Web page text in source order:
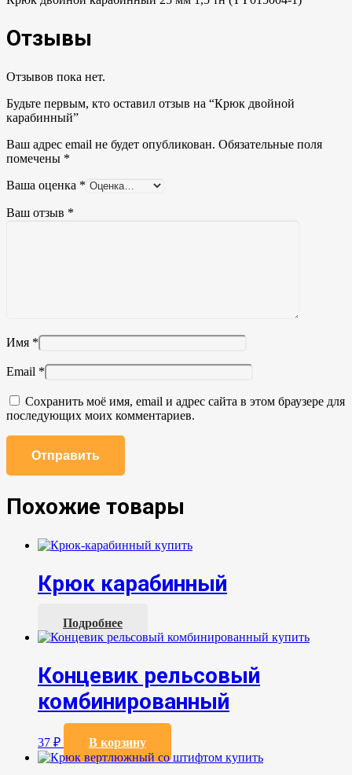
Отзывы
Отзывов пока нет.
Будьте первым, кто оставил отзыв на “Крюк двойной
карабинный”
Ваш адрес email не будет опубликован. Обязательные поля
помечены *
Ваша оценка *
Ваш отзыв *
Имя *
Email *
Сохранить моё имя, email и адрес сайта в этом браузере для
последующих моих комментариев.
Похожие товары
Крюк карабинный
Подробнее
Концевик рельсовый
комбинированный
37 ₽ В корзину